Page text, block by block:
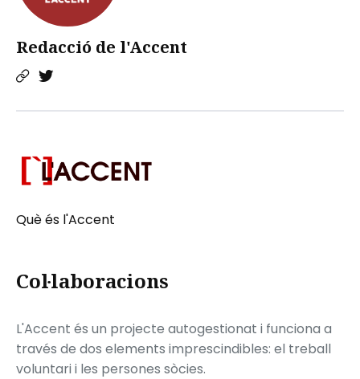
Redacció de l'Accent
Què és l'Accent
Col·laboracions
L'Accent és un projecte autogestionat i funciona a
través de dos elements imprescindibles: el treball
voluntari i les persones sòcies.